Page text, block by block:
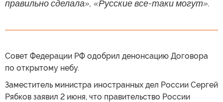
правильно сделала», «Русские все-таки могут».
Совет Федерации РФ одобрил денонсацию Договора
по открытому небу.
Заместитель министра иностранных дел России Сергей
Рябков заявил 2 июня, что правительство России